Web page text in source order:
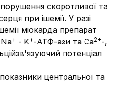
скоротливої та
при ішемії. У разі
міокарда препарат
+ - K+-АТФ-ази та Са2+-,
потенціал
центральної та